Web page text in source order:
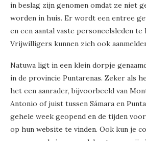
in beslag zijn genomen omdat ze niet
worden in huis. Er wordt een entree
en een aantal vaste personeelsleden te
Vrijwilligers kunnen zich ook
Natuwa ligt in een klein dorpje
in de provincie Puntarenas. Zeker als
het een aanrader, bijvoorbeeld van
Antonio of juist tussen Sámara en
gehele week geopend en de tijden
op hun website te vinden. Ook kun je